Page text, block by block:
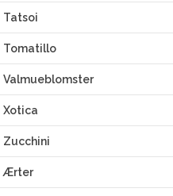
Tatsoi
Tomatillo
Valmueblomster
Xotica
Zucchini
Ærter